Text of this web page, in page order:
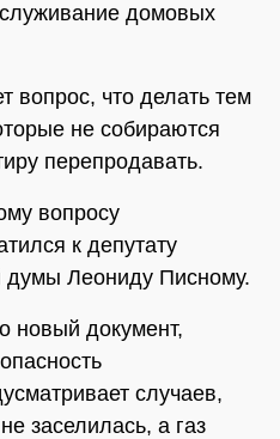
домовых
вопрос, что делать тем
не собираются
перепродавать.
вопросу
к депутату
думы Леониду Писному.
новый документ,
случаев,
заселилась, а газ